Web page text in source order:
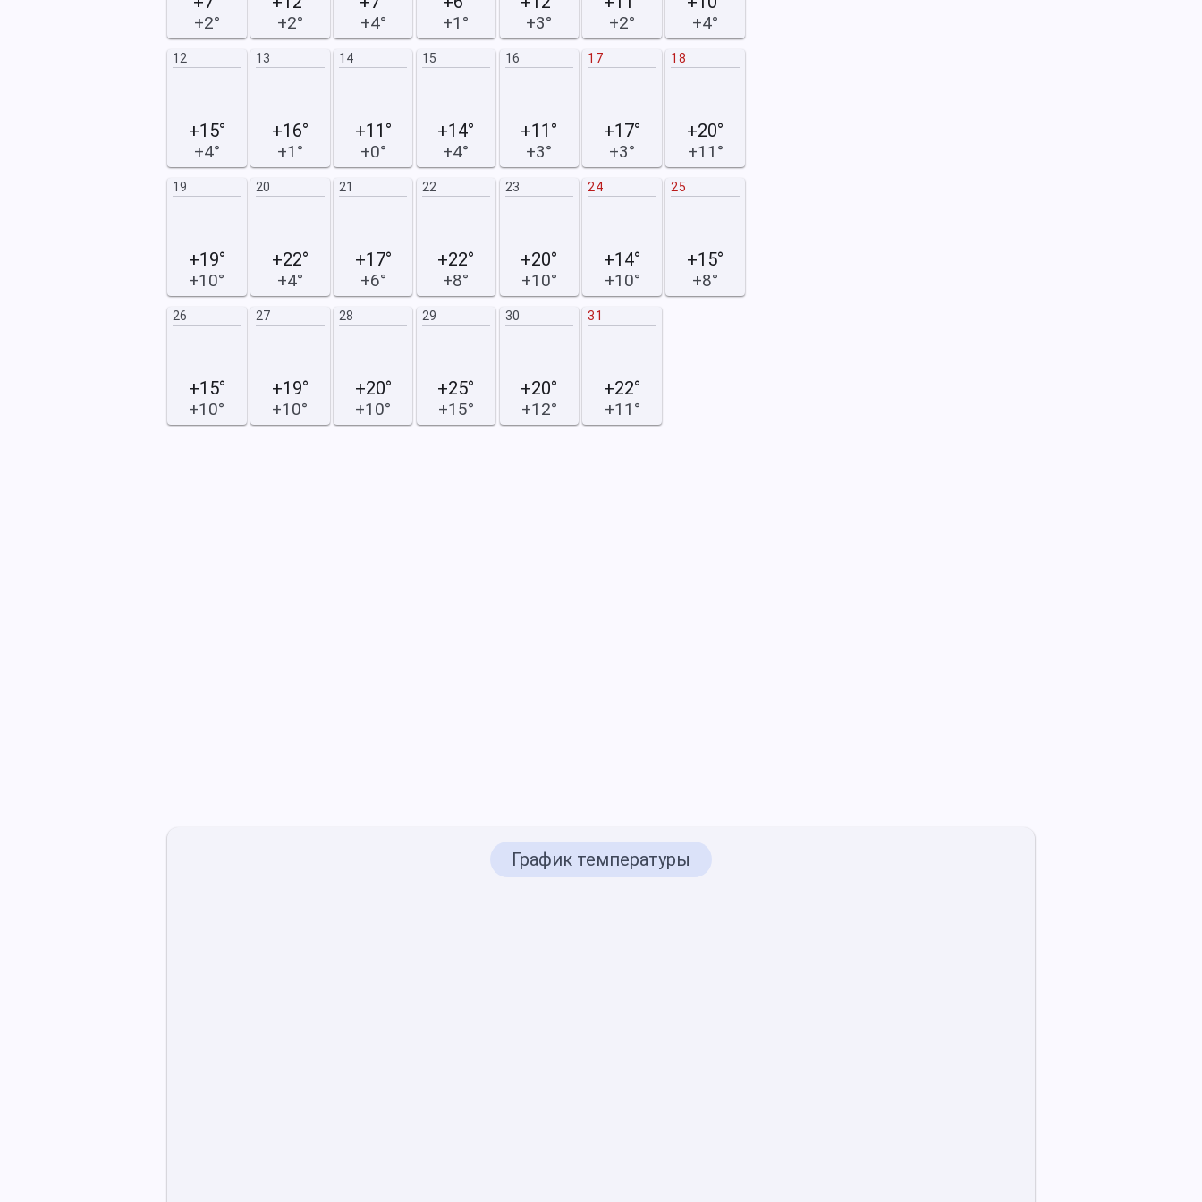
+2° +2° +4° +1° +3° +2° +4°
12
+15°
+4°
13
+16°
+1°
14
+11°
+0°
15
+14°
+4°
16
+11°
+3°
17
+17°
+3°
18
+20°
+11°
19
+19°
+10°
20
+22°
+4°
21
+17°
+6°
22
+22°
+8°
23
+20°
+10°
24
+14°
+10°
25
+15°
+8°
26
+15°
+10°
27
+19°
+10°
28
+20°
+10°
29
+25°
+15°
30
+20°
+12°
31
+22°
+11°
График температуры